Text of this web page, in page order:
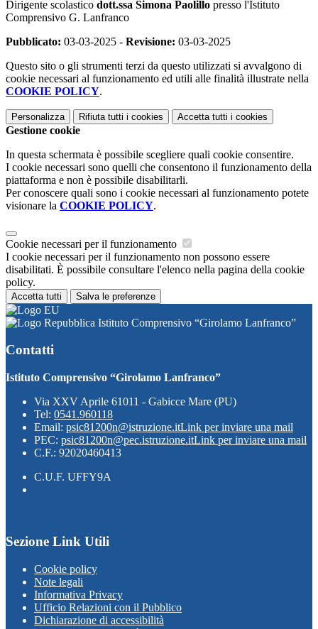
Dirigente scolastico dott.ssa Simona Paolillo presso l'Istituto
Comprensivo G. Lanfranco
Pubblicato: 03-03-2025 - Revisione: 03-03-2025
Questo sito o gli strumenti terzi da questo utilizzati si avvalgono di
cookie necessari al funzionamento ed utili alle finalità illustrate nella
COOKIE POLICY.
Personalizza Rifiuta tutti i cookies Accetta tutti i cookies
Gestione cookie
In questa schermata è possibile scegliere quali cookie consentire.
I cookie necessari sono quelli che consentono il funzionamento della
piattaforma e non è possibile disabilitarli.
Per conoscere quali sono i cookie necessari al funzionamento potete
visionare la COOKIE POLICY.
Cookie necessari per il funzionamento
I cookie necessari per il funzionamento non possono essere
disabilitati. È possibile consultare l'elenco nella pagina della cookie
policy.
Accetta tutti Salva le preferenze
Istituto Comprensivo “Girolamo Lanfranco”
Contatti
Istituto Comprensivo “Girolamo Lanfranco”
Via XXV Aprile 61011 - Gabicce Mare (PU)
Tel: 0541.960118
Email: psic81200n@istruzione.itLink per inviare una mail
PEC: psic81200n@pec.istruzione.itLink per inviare una mail
C.F.: 92020460413
C.U.F. UFFY9A
Sezione Link Utili
Cookie policy
Note legali
Informativa Privacy
Ufficio Relazioni con il Pubblico
Dichiarazione di accessibilità